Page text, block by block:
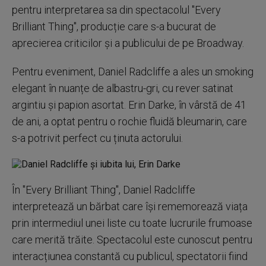
pentru interpretarea sa din spectacolul "Every
Brilliant Thing", producție care s-a bucurat de
aprecierea criticilor și a publicului de pe Broadway.
Pentru eveniment, Daniel Radcliffe a ales un smoking
elegant în nuanțe de albastru-gri, cu rever satinat
argintiu și papion asortat. Erin Darke, în vârstă de 41
de ani, a optat pentru o rochie fluidă bleumarin, care
s-a potrivit perfect cu ținuta actorului.
În "Every Brilliant Thing", Daniel Radcliffe
interpretează un bărbat care își rememorează viața
prin intermediul unei liste cu toate lucrurile frumoase
care merită trăite. Spectacolul este cunoscut pentru
interacțiunea constantă cu publicul, spectatorii fiind